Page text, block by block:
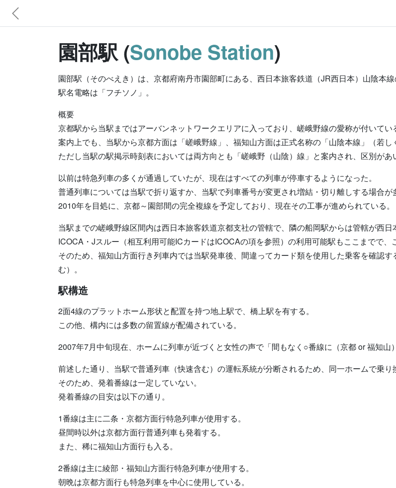
園部駅 (Sonobe Station)
園部駅（そのべえき）は、京都府南丹市園部町にある、西日本旅客鉄道（JR西日本）山陰本線
駅名電略は「フチソノ」。
概要
京都駅から当駅まではアーバンネットワークエリアに入っており、嵯峨野線の愛称が付いてい
案内上でも、当駅から京都方面は「嵯峨野線」、福知山方面は正式名称の「山陰本線」（若し
ただし当駅の駅掲示時刻表においては両方向とも「嵯峨野（山陰）線」と案内され、区別があ
以前は特急列車の多くが通過していたが、現在はすべての列車が停車するようになった。
普通列車については当駅で折り返すか、当駅で列車番号が変更され増結・切り離しする場合が
2010年を目処に、京都～園部間の完全複線を予定しており、現在その工事が進められている。
当駅までの嵯峨野線区間内は西日本旅客鉄道京都支社の管轄で、隣の船岡駅からは管轄が西日
ICOCA・Jスルー（相互利用可能ICカードはICOCAの項を参照）の利用可能駅もここまでで、
そのため、福知山方面行き列車内では当駅発車後、間違ってカード類を使用した乗客を確認
む）。
駅構造
2面4線のプラットホーム形状と配置を持つ地上駅で、橋上駅を有する。
この他、構内には多数の留置線が配備されている。
2007年7月中旬現在、ホームに列車が近づくと女性の声で「間もなく○番線に（京都 or 福知山
前述した通り、当駅で普通列車（快速含む）の運転系統が分断されるため、同一ホームで乗り
そのため、発着番線は一定していない。
発着番線の目安は以下の通り。
1番線は主に二条・京都方面行特急列車が使用する。
昼間時以外は京都方面行普通列車も発着する。
また、稀に福知山方面行も入る。
2番線は主に綾部・福知山方面行特急列車が使用する。
朝晩は京都方面行も特急列車を中心に使用している。